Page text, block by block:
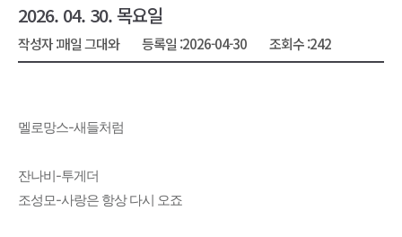
2026. 04. 30. 목요일
작성자 :매일 그대와 등록일 :2026-04-30 조회수 :242
멜로망스-새들처럼
잔나비-투게더
조성모-사랑은 항상 다시 오죠